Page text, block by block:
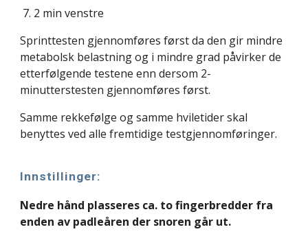
2 min venstre
Sprinttesten gjennomføres først da den gir mindre
metabolsk belastning og i mindre grad påvirker de
etterfølgende testene enn dersom 2-
minutterstesten gjennomføres først.
Samme rekkefølge og samme hviletider skal
benyttes ved alle fremtidige testgjennomføringer.
Innstillinger:
Nedre hånd plasseres ca. to fingerbredder fra
enden av padleåren der snoren går ut.